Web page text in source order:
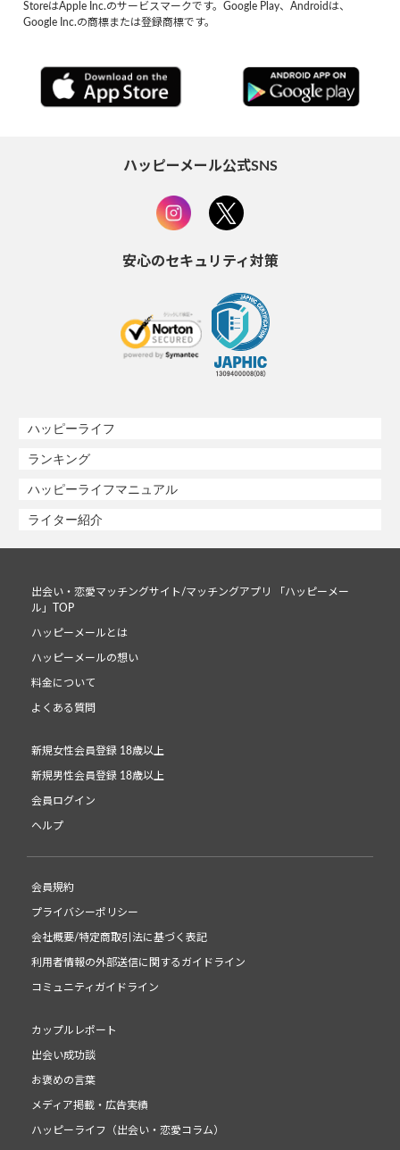
StoreはApple Inc.のサービスマークです。Google Play、Androidは、
Google Inc.の商標または登録商標です。
ハッピーメール公式SNS
安心のセキュリティ対策
ハッピーライフ
ランキング
ハッピーライフマニュアル
ライター紹介
出会い・恋愛マッチングサイト/マッチングアプリ 「ハッピーメー
ル」TOP
ハッピーメールとは
ハッピーメールの想い
料金について
よくある質問
新規女性会員登録 18歳以上
新規男性会員登録 18歳以上
会員ログイン
ヘルプ
会員規約
プライバシーポリシー
会社概要/特定商取引法に基づく表記
利用者情報の外部送信に関するガイドライン
コミュニティガイドライン
カップルレポート
出会い成功談
お褒めの言葉
メディア掲載・広告実績
ハッピーライフ（出会い・恋愛コラム）